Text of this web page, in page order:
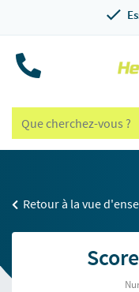
Retour à la vue